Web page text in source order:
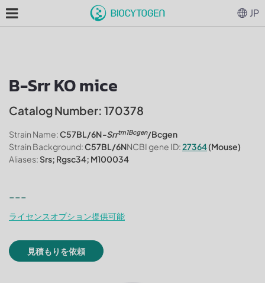
B-Srr KO mice
Catalog Number: 170378
Strain Name:C57BL/6N-Srrtm1Bcgen/Bcgen
Strain Background:C57BL/6NNCBI gene ID:27364(Mouse)
Aliases:Srs; Rgsc34; M100034
---
ライセンスオプション提供可能
見積もりを依頼
JP